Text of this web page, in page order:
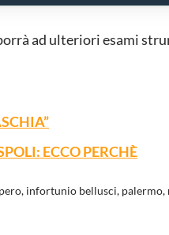
ad ulteriori esami
ECCO PERCHÈ
, infortunio bellusci, palermo,